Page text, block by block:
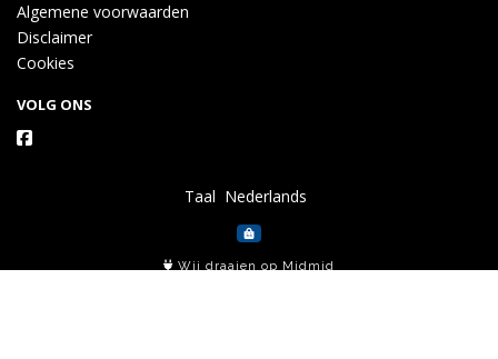
Algemene voorwaarden
Disclaimer
Cookies
VOLG ONS
Taal
Wij draaien op Midmid